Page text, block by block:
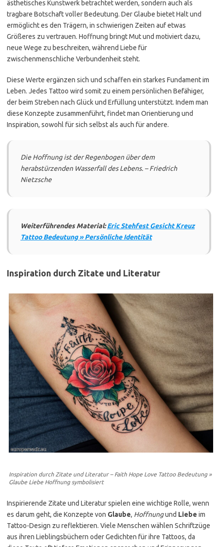
ästhetisches Kunstwerk betrachtet werden, sondern auch als
tragbare Botschaft voller Bedeutung. Der Glaube bietet Halt und
ermöglicht es den Trägern, in schwierigen Zeiten auf etwas
Größeres zu vertrauen. Hoffnung bringt Mut und motiviert dazu,
neue Wege zu beschreiten, während Liebe für
zwischenmenschliche Verbundenheit steht.
Diese Werte ergänzen sich und schaffen ein starkes Fundament im
Leben. Jedes Tattoo wird somit zu einem persönlichen Befähiger,
der beim Streben nach Glück und Erfüllung unterstützt. Indem man
diese Konzepte zusammenführt, findet man Orientierung und
Inspiration, sowohl für sich selbst als auch für andere.
Die Hoffnung ist der Regenbogen über dem
herabstürzenden Wasserfall des Lebens. – Friedrich
Nietzsche
Weiterführendes Material:Eric Stehfest Gesicht Kreuz
Tattoo Bedeutung » Persönliche Identität
Inspiration durch Zitate und Literatur
Inspiration durch Zitate und Literatur – Faith Hope Love Tattoo Bedeutung »
Glaube Liebe Hoffnung symbolisiert
Inspirierende Zitate und Literatur spielen eine wichtige Rolle, wenn
es darum geht, die Konzepte von Glaube, Hoffnungund Liebe im
Tattoo-Design zu reflektieren. Viele Menschen wählen Schriftzüge
aus ihren Lieblingsbüchern oder Gedichten für ihre Tattoos, da